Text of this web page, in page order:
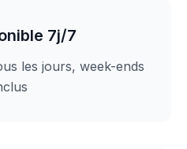
7j/7
les jours, week-ends